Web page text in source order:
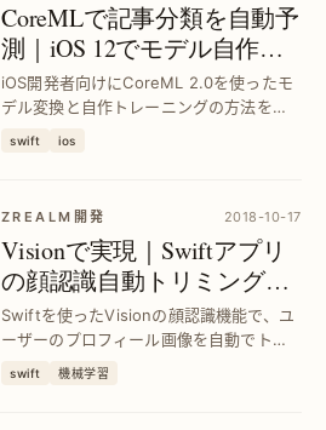
CoreMLで記事分類を自動予
測｜iOS 12でモデル自作＆
活用法を徹底解説
iOS開発者向けにCoreML 2.0を使ったモ
デル変換と自作トレーニングの方法を紹
swift ios
ZREALM開発 2018-10-17
Visionで実現｜Swiftアプリ
の顔認識自動トリミングで
ユーザー体験向上
Swiftを使ったVisionの顔認識機能で、ユ
ーザーのプロフィール画像を自動でトリ
ミング。手間を省き、正確な顔検出でア
swift 機械学習